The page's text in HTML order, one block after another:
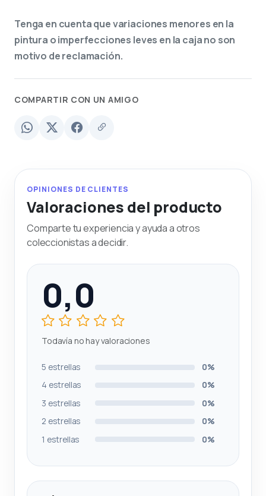
Tenga en cuenta que variaciones menores en la
pintura o imperfecciones leves en la caja no son
motivo de reclamación.
COMPARTIR CON UN AMIGO
OPINIONES DE CLIENTES
Valoraciones del producto
Comparte tu experiencia y ayuda a otros
coleccionistas a decidir.
0,0
Todavía no hay valoraciones
5 estrellas
0%
4 estrellas
0%
3 estrellas
0%
2 estrellas
0%
1 estrellas
0%